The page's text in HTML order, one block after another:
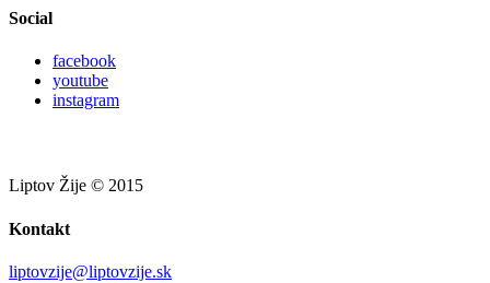
Social
facebook
youtube
instagram
Liptov Žije © 2015
Kontakt
liptovzije@liptovzije.sk